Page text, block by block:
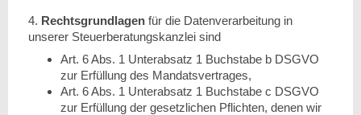
4. Rechtsgrundlagen für die Datenverarbeitung in
unserer Steuerberatungskanzlei sind
Art. 6 Abs. 1 Unterabsatz 1 Buchstabe b DSGVO
zur Erfüllung des Mandatsvertrages,
Art. 6 Abs. 1 Unterabsatz 1 Buchstabe c DSGVO
zur Erfüllung der gesetzlichen Pflichten, denen wir